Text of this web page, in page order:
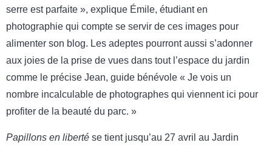
serre est parfaite », explique Émile, étudiant en
photographie qui compte se servir de ces images pour
alimenter son blog. Les adeptes pourront aussi s’adonner
aux joies de la prise de vues dans tout l’espace du jardin
comme le précise Jean, guide bénévole « Je vois un
nombre incalculable de photographes qui viennent ici pour
profiter de la beauté du parc. »
Papillons en liberté se tient jusqu’au 27 avril au Jardin